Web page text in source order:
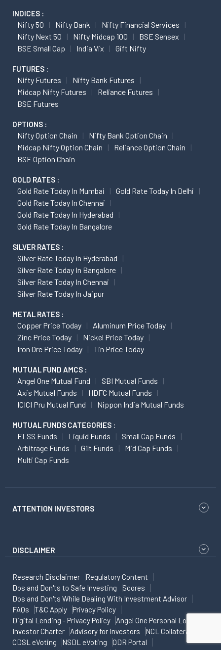
INDICES :
Nifty 50 Nifty Bank
Nifty Financial Services
Nifty Next 50
Nifty Midcap 100
BSE Sensex
BSE Small Cap
India Vix Gift Nifty
FUTURES :
Nifty Futures
Nifty Bank Futures
Midcap Nifty Futures
Reliance Futures
BSE Futures
OPTIONS :
Nifty Option Chain
Nifty Bank Option Chain
Midcap Nifty Option Chain
Reliance Option Chain
BSE Option Chain
GOLD RATES :
Gold Rate Today In Mumbai
Gold Rate Today In Delhi
Gold Rate Today In Chennai
Gold Rate Today In Hyderabad
Gold Rate Today In Bangalore
SILVER RATES :
Silver Rate Today In Hyderabad
Silver Rate Today In Bangalore
Silver Rate Today In Chennai
Silver Rate Today In Jaipur
METAL RATES :
Copper Price Today
Aluminum Price Today
Zinc Price Today
Nickel Price Today
Iron Ore Price Today
Tin Price Today
MUTUAL FUND AMCS :
Angel One Mutual Fund
SBI Mutual Funds
Axis Mutual Funds
HDFC Mutual Funds
ICICI Pru Mutual Fund
Nippon India Mutual Funds
MUTUAL FUNDS CATEGORIES :
ELSS Funds Liquid Funds
Small Cap Funds
Arbitrage Funds
Gilt Funds
Mid Cap Funds
Multi Cap Funds
ATTENTION INVESTORS
DISCLAIMER
Research Disclaimer
Regulatory Content
Dos and Don'ts to Safe Investing
Scores
Dos and Don'ts While Dealing With Investment Advisor
FAQs
T&C Apply
Privacy Policy
Digital Lending - Privacy Policy
Angel One Personal Loans
Investor Charter
Advisory for Investors
NCL Collateral
CDSL eVoting
NSDL eVoting
ODR Portal